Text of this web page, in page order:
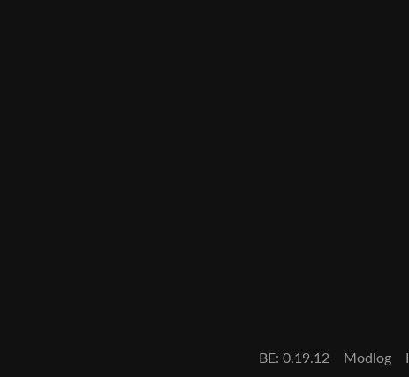
BE: 0.19.12 Modlog